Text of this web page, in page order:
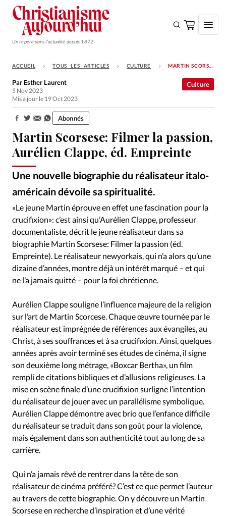
Un repère dans l'actualité depuis 1872
S'ABONNER
Monde
Opinions
Tous les articles
Faire un don
Se connecter
Édition: Internationale
Devise:CHF
RUBRIQUES
Tous les articles
Actualité chrétienne
Dossier
Eglises Foi Génération réveil
Monde
Opinions
Publireportage
Relations Aujourd'hui
Société
Tour du monde des Eglises
Trait d'Ixène
Vécu
Vie Intérieure
ACCUEIL TOUS LES ARTICLES CULTURE MARTIN SCORSESE: FILMER LA PASSION, AURÉLIEN CLAPPE, ÉD. EMPREINTE
Martin Scorsese: Filmer la passion,
Aurélien Clappe, éd. Empreinte
Une nouvelle biographie du réalisateur italo-
américain dévoile sa spiritualité.
Culture
Par Esther Laurent
5 Nov 2023
Mis à jour le 19 Oct 2023
Partager: Abonnés
«Le jeune Martin éprouve en effet une fascination pour la
crucifixion»: c’est ainsi qu’Aurélien Clappe, professeur
documentaliste, décrit le jeune réalisateur dans sa
biographie Martin Scorsese: Filmer la passion (éd.
Empreinte). Le réalisateur newyorkais, qui n’a alors qu’une
dizaine d’années, montre déjà un intérêt marqué – et qui
ne l’a jamais quitté – pour la foi chrétienne.
Aurélien Clappe souligne l’influence majeure de la religion
sur l’art de Martin Scorcese. Chaque œuvre tournée par le
réalisateur est imprégnée de références aux évangiles, au
Christ, à ses souffrances et à sa crucifixion. Ainsi, quelques
années après avoir terminé ses études de cinéma, il signe
son deuxième long métrage, «Boxcar Bertha», un film
rempli de citations bibliques et d’allusions religieuses. La
mise en scène finale d’une crucifixion surligne l’intention
du réalisateur de jouer avec un parallélisme symbolique.
Aurélien Clappe démontre avec brio que l’enfance difficile
du réalisateur se traduit dans son goût pour la violence,
mais également dans son authenticité tout au long de sa
carrière.
Qui n’a jamais rêvé de rentrer dans la tête de son
réalisateur de cinéma préféré? C’est ce que permet l’auteur
au travers de cette biographie. On y découvre un Martin
Scorsese en recherche d’inspiration et d’une vérité